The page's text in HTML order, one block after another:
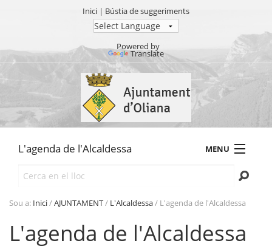
Inici | Bústia de suggeriments
Powered by
Translate
contingut.
Salta
L'agenda de l'Alcaldessa MENU
AJUNTAMENT
SEU ELECTRÒNICA
TRANSPARÈNCIA
Sou a: Inici/AJUNTAMENT/ L'Alcaldessa/ L'agenda de l'Alcaldessa
L'agenda de l'Alcaldessa